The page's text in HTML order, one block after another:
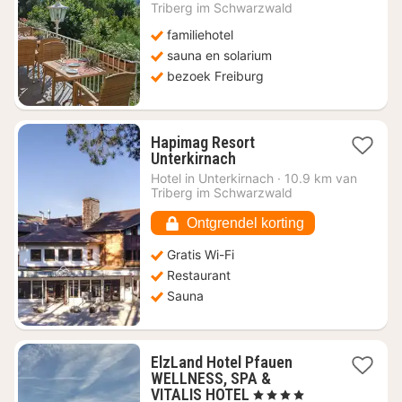
vanaf
Triberg im Schwarzwald
familiehotel
sauna en solarium
bezoek Freiburg
Hapimag Resort
Unterkirnach1
nacht
vanaf
191,60
Hotel in Unterkirnach · 10.9 km van
Triberg im Schwarzwald
Ontgrendel korting
Gratis Wi-Fi
Restaurant
Sauna
ElzLand Hotel Pfauen
WELLNESS, SPA &
VITALIS HOTEL 1
, 4 Sterren